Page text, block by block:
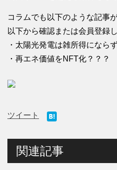
コラムでも以下のような記事
以下から確認または会員登録
・太陽光発電は雑所得になら
・再エネ価値をNFT化？？？
ツイート
関連記事